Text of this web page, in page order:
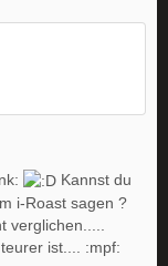
Kannst du
i-Roast sagen ?
ist.... :mpf: